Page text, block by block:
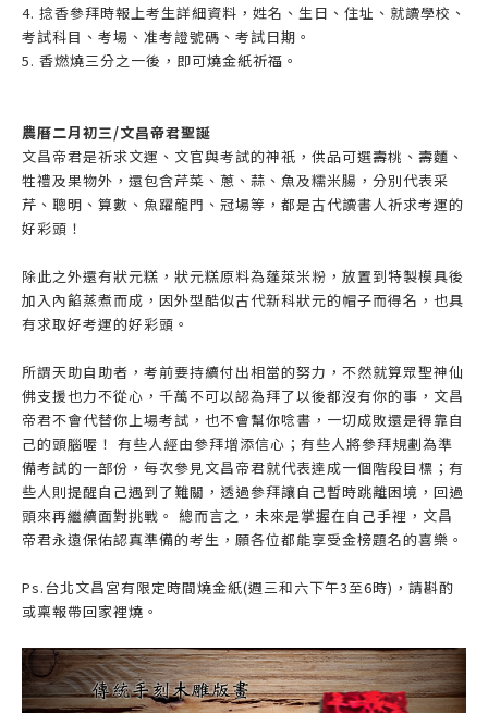
4. 捻香參拜時報上考生詳細資料，姓名、生日、住址、就讀學校、
考試科目、考場、准考證號碼、考試日期。
5. 香燃燒三分之一後，即可燒金紙祈福。
農曆二月初三/文昌帝君聖誕
文昌帝君是祈求文運、文官與考試的神祇，供品可選壽桃、壽麵、
牲禮及果物外，還包含芹菜、蔥、蒜、魚及糯米腸，分別代表采
芹、聰明、算數、魚躍龍門、冠場等，都是古代讀書人祈求考運的
好彩頭！
除此之外還有狀元糕，狀元糕原料為蓬萊米粉，放置到特製模具後
加入內餡蒸煮而成，因外型酷似古代新科狀元的帽子而得名，也具
有求取好考運的好彩頭。
所謂天助自助者，考前要持續付出相當的努力，不然就算眾聖神仙
佛支援也力不從心，千萬不可以認為拜了以後都沒有你的事，文昌
帝君不會代替你上場考試，也不會幫你唸書，一切成敗還是得靠自
己的頭腦喔！ 有些人經由參拜增添信心；有些人將參拜規劃為準
備考試的一部份，每次參見文昌帝君就代表達成一個階段目標；有
些人則提醒自己遇到了難關，透過參拜讓自己暫時跳離困境，回過
頭來再繼續面對挑戰。 總而言之，未來是掌握在自己手裡，文昌
帝君永遠保佑認真準備的考生，願各位都能享受金榜題名的喜樂。
Ps.台北文昌宮有限定時間燒金紙(週三和六下午3至6時)，請斟酌
或稟報帶回家裡燒。